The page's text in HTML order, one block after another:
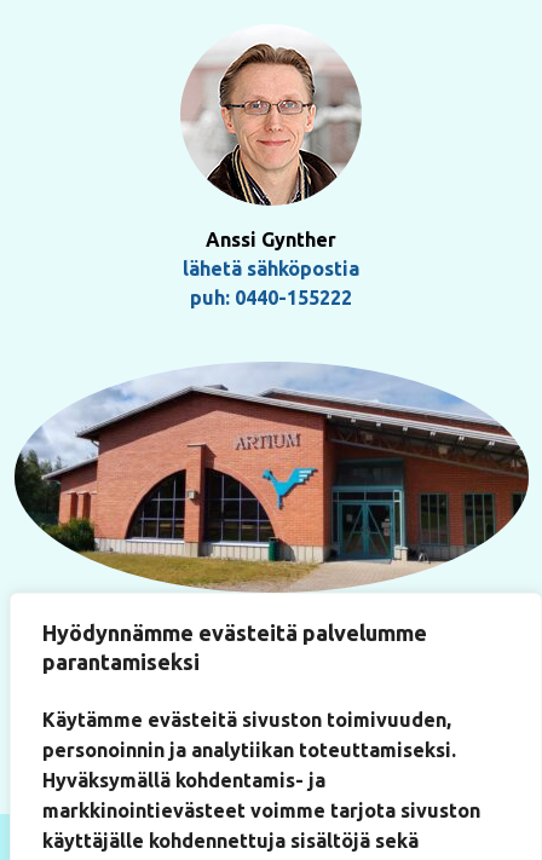
Hyödynnämme evästeitä palvelumme
parantamiseksi
Käytämme evästeitä sivuston toimivuuden,
personoinnin ja analytiikan toteuttamiseksi.
Hyväksymällä kohdentamis- ja
markkinointievästeet voimme tarjota sivuston
käyttäjälle kohdennettuja sisältöjä sekä
Anssi Gynther
lähetä sähköpostia
puh: 0440-155222
Käyntiosoite
Paukkulantie 22
50170 Mikkeli